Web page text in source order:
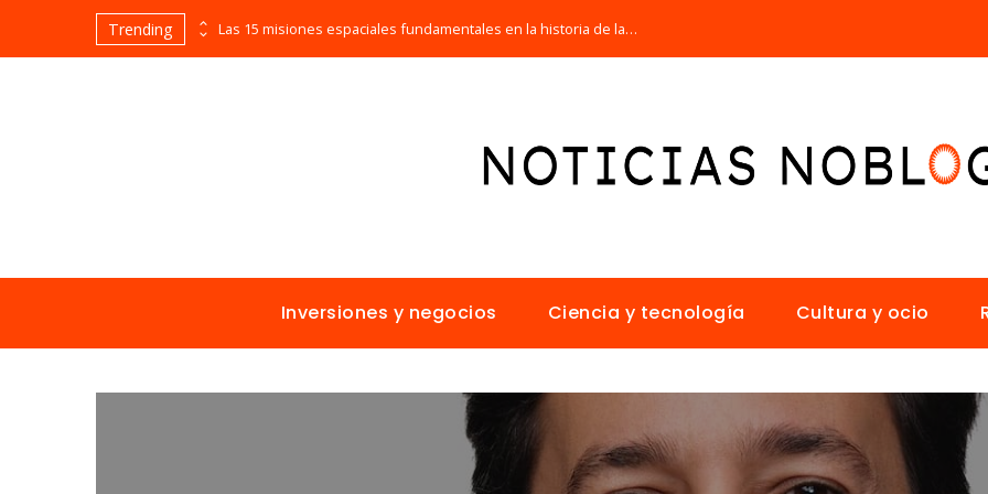
Trending Evolución cronológica de los teatros en funcionamiento más antiguos Las 15 misiones espaciales fundamentales en la historia de la humanidad
Inversiones y negocios Ciencia y tecnología Cultura y ocio